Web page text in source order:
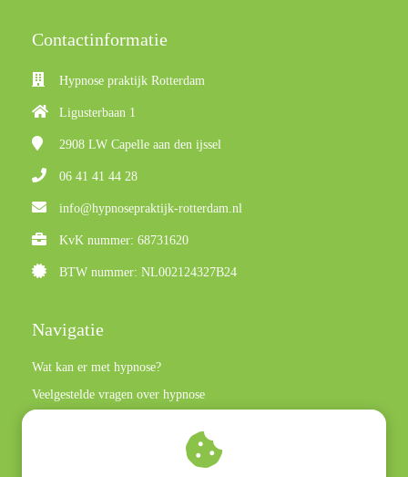
Contactinformatie
Hypnose praktijk Rotterdam
Ligusterbaan 1
2908 LW Capelle aan den ijssel
06 41 41 44 28
info@hypnosepraktijk-rotterdam.nl
KvK nummer: 68731620
BTW nummer: NL002124327B24
Navigatie
Wat kan er met hypnose?
Veelgestelde vragen over hypnose